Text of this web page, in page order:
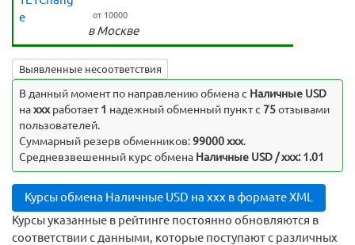
e
от 10000
в Москве
Выявленные несоответствия
В данный момент по направлению обмена c Наличные USD
наxxxработает1 надежный обменный пункт с 75отзывами
пользователей.
Суммарный резерв обменников:99000 xxx.
Средневзвешенный курс обмена Наличные USD / xxx: 1.01
Курсы обмена Наличные USD на xxx в формате XML
Курсы указанные в рейтинге постоянно обновляются в
соответствии с данными, которые поступают с различных